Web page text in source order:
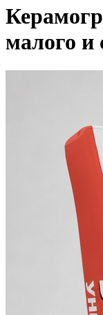
малого и